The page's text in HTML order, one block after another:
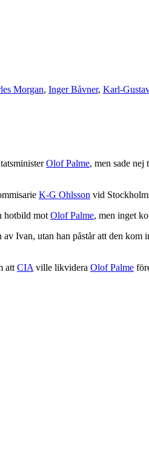
Morgan, Inger Båvner, Karl-
Olof Palme, men sade nej
K-G Ohlsson vid
hotbild mot Olof Palme, men inget
Ivan, utan han påstår att den
att CIA ville likvidera Olof Palme